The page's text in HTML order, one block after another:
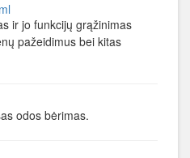
ir jo funkcijų grąžinimas
pažeidimus bei kitas
odos bėrimas.